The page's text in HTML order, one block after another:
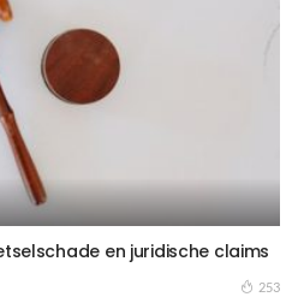
en juridische claims
253